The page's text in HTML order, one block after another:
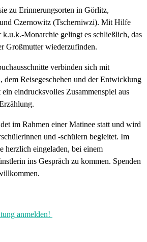
zu Erinnerungsorten in Görlitz,
Czernowitz (Tscherniwzi). Mit Hilfe
k.u.k.-Monarchie gelingt es schließlich, das
Großmutter wiederzufinden.
verbinden sich mit
dem Reisegeschehen und der Entwicklung
eindrucksvolles Zusammenspiel aus
im Rahmen einer Matinee statt und wird
und -schülern begleitet. Im
herzlich eingeladen, bei einem
ins Gespräch zu kommen. Spenden
anmelden!